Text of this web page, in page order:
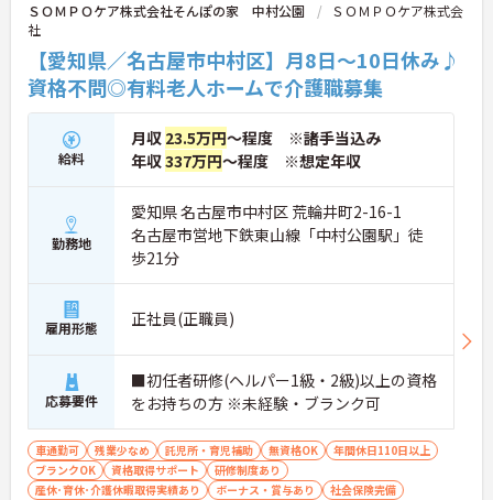
ＳＯＭＰＯケア株式会社そんぽの家 中村公園
ＳＯＭＰＯケア株式会
社
【愛知県／名古屋市中村区】月8日～10日休み♪
資格不問◎有料老人ホームで介護職募集
給料
月収 23.5万円～程度 ※諸手当込み
年収337万円～程度 ※想定年収
勤務地
愛知県 名古屋市中村区 荒輪井町2-16-1
名古屋市営地下鉄東山線「中村公園駅」徒
歩21分
雇用形態 正社員(正職員)
応募要件
■初任者研修(ヘルパー1級・2級)以上の資格
をお持ちの方 ※未経験・ブランク可
車通勤可 残業少なめ 託児所・育児補助 無資格OK
年間休日110日以上
ブランクOK
資格取得サポート
研修制度あり
産休･育休･介護休暇取得実績あり
ボーナス・賞与あり
社会保険完備